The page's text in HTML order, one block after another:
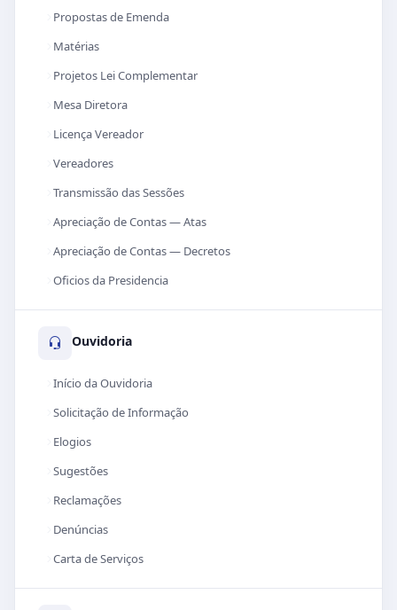
Propostas de Emenda
Matérias
Projetos Lei Complementar
Mesa Diretora
Licença Vereador
Vereadores
Transmissão das Sessões
Apreciação de Contas — Atas
Apreciação de Contas — Decretos
Oficios da Presidencia
Ouvidoria
Início da Ouvidoria
Solicitação de Informação
Elogios
Sugestões
Reclamações
Denúncias
Carta de Serviços